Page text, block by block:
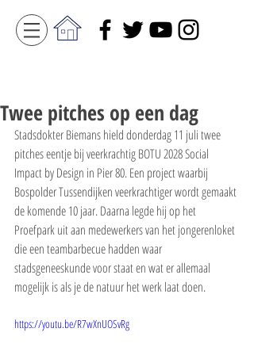
Twee pitches op een dag
Stadsdokter Biemans hield donderdag 11 juli twee
pitches eentje bij veerkrachtig BOTU 2028 Social
Impact by Design in Pier 80. Een project waarbij
Bospolder Tussendijken veerkrachtiger wordt gemaakt
de komende 10 jaar. Daarna legde hij op het
Proefpark uit aan medewerkers van het jongerenloket
die een teambarbecue hadden waar
stadsgeneeskunde voor staat en wat er allemaal
mogelijk is als je de natuur het werk laat doen.
https://youtu.be/R7wXnUOSvRg